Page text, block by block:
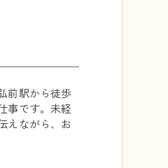
前駅から徒歩
事です。未経
えながら、お